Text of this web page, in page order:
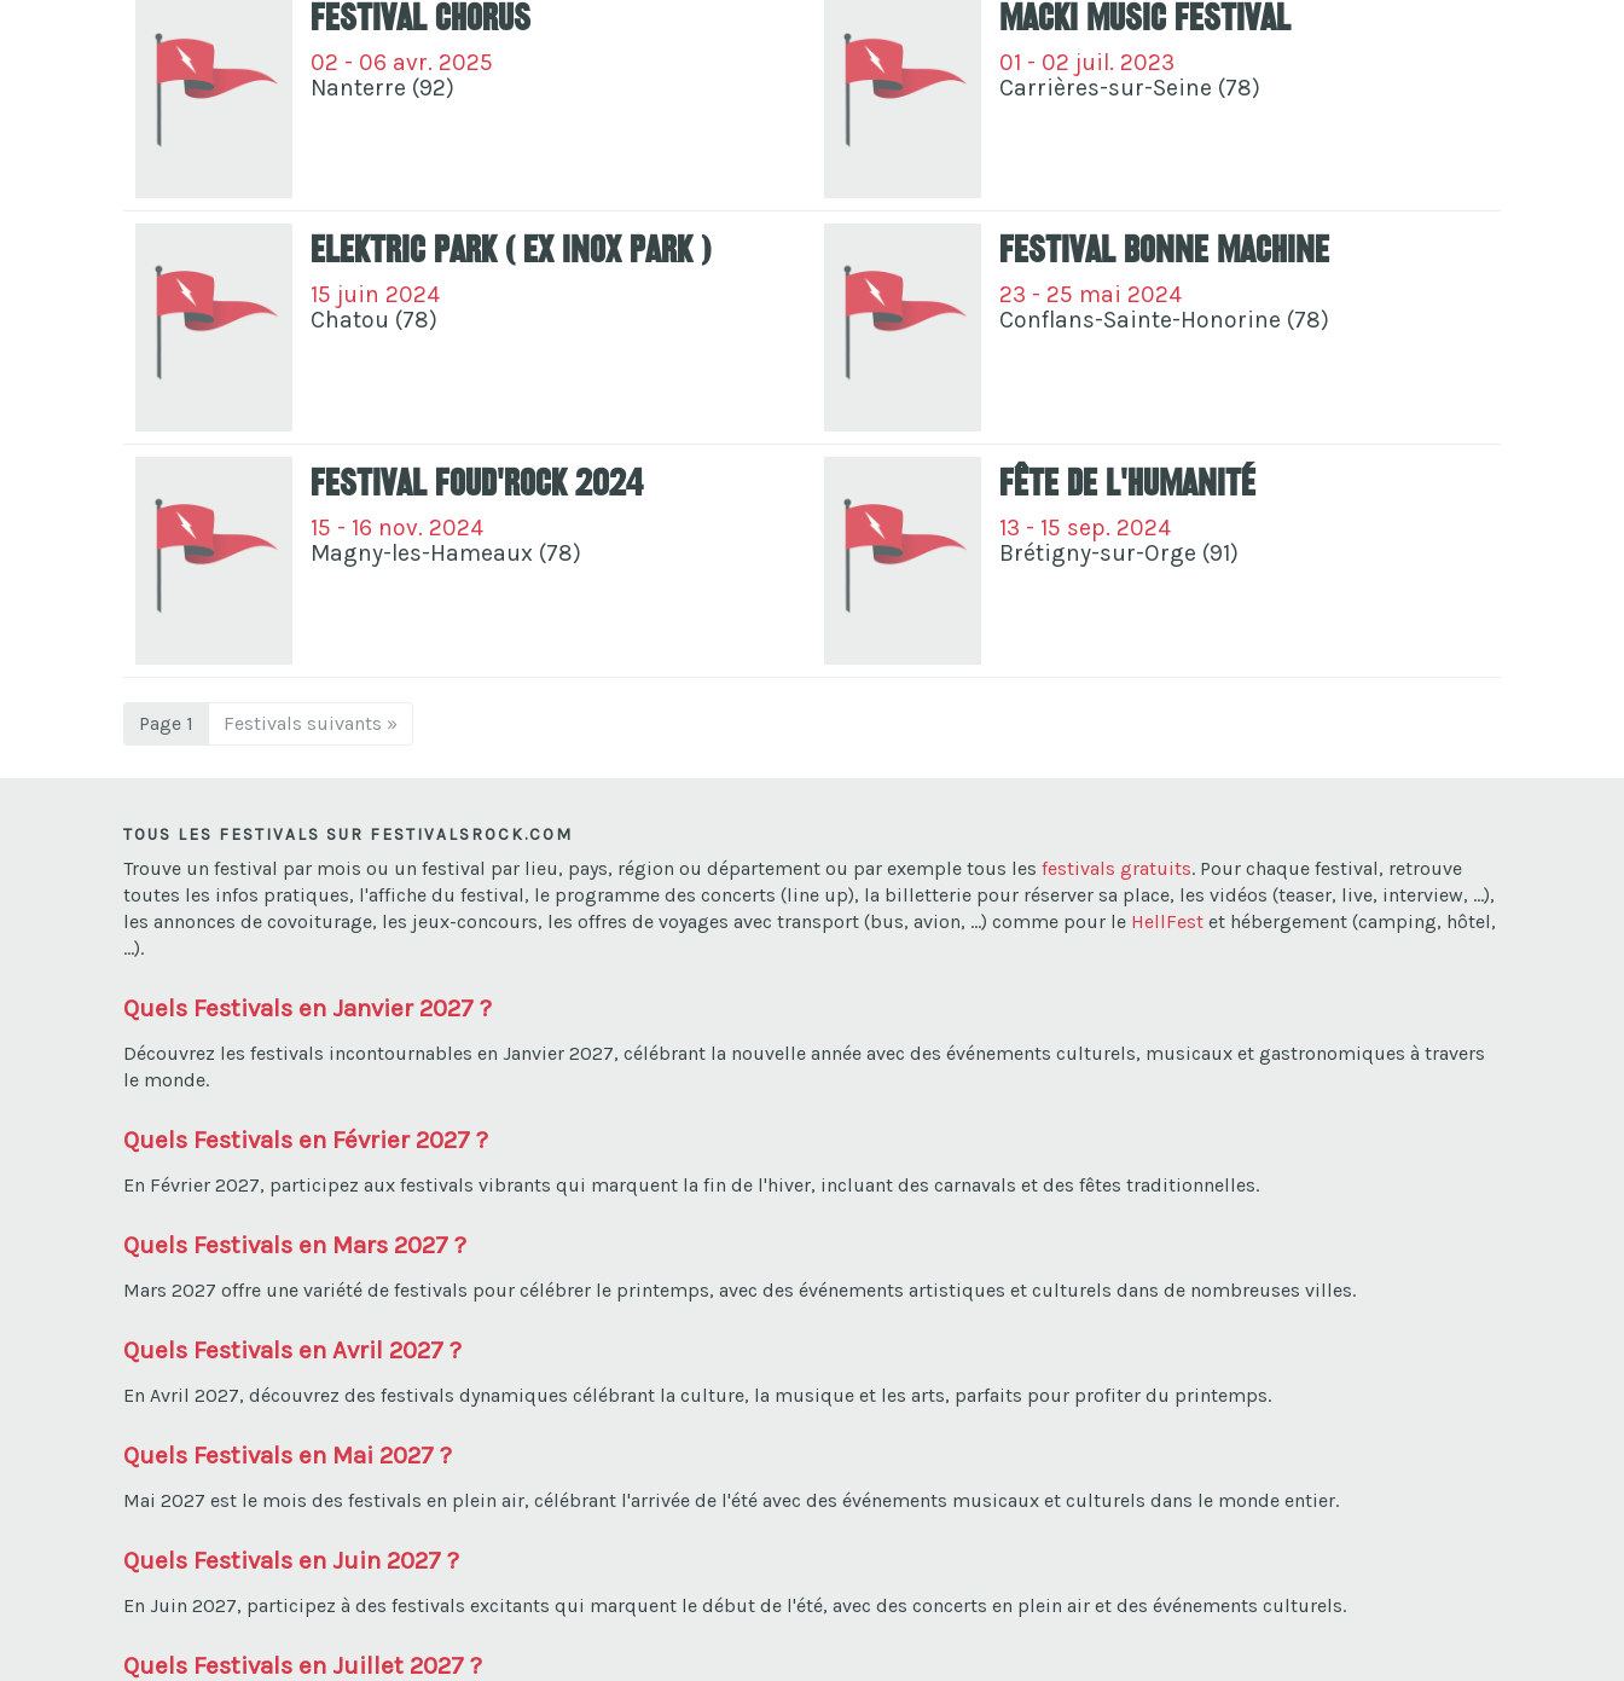
Festival Chorus
02 - 06 avr. 2025
Nanterre (92)
Macki Music Festival
01 - 02 juil. 2023
Carrières-sur-Seine (78)
Elektric park ( ex Inox Park )
15 juin 2024
Chatou (78)
Festival Bonne Machine
23 - 25 mai 2024
Conflans-Sainte-Honorine (78)
Festival Foud'Rock 2024
15 - 16 nov. 2024
Magny-les-Hameaux (78)
Fête De L'humanité
13 - 15 sep. 2024
Brétigny-sur-Orge (91)
Page 1 Festivals suivants »
TOUS LES FESTIVALS SUR FESTIVALSROCK.COM
Trouve un festival par mois ou un festival par lieu, pays, région ou département ou par exemple tous les festivals gratuits. Pour chaque festival, retrouve
toutes les infos pratiques, l'affiche du festival, le programme des concerts (line up), la billetterie pour réserver sa place, les vidéos (teaser, live, interview, ...),
les annonces de covoiturage, les jeux-concours, les offres de voyages avec transport (bus, avion, ...) comme pour le HellFest et hébergement (camping, hôtel,
...).
Quels Festivals en Janvier 2027 ?
Découvrez les festivals incontournables en Janvier 2027, célébrant la nouvelle année avec des événements culturels, musicaux et gastronomiques à travers
le monde.
Quels Festivals en Février 2027 ?
En Février 2027, participez aux festivals vibrants qui marquent la fin de l'hiver, incluant des carnavals et des fêtes traditionnelles.
Quels Festivals en Mars 2027 ?
Mars 2027 offre une variété de festivals pour célébrer le printemps, avec des événements artistiques et culturels dans de nombreuses villes.
Quels Festivals en Avril 2027 ?
En Avril 2027, découvrez des festivals dynamiques célébrant la culture, la musique et les arts, parfaits pour profiter du printemps.
Quels Festivals en Mai 2027 ?
Mai 2027 est le mois des festivals en plein air, célébrant l'arrivée de l'été avec des événements musicaux et culturels dans le monde entier.
Quels Festivals en Juin 2027 ?
En Juin 2027, participez à des festivals excitants qui marquent le début de l'été, avec des concerts en plein air et des événements culturels.
Quels Festivals en Juillet 2027 ?